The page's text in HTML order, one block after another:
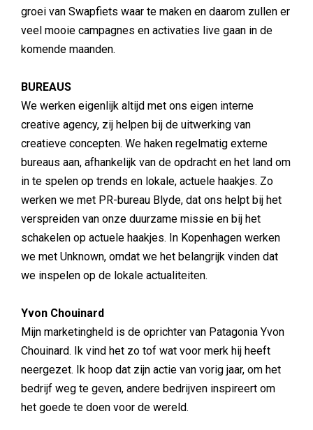
groei van Swapfiets waar te maken en daarom zullen er
veel mooie campagnes en activaties live gaan in de
komende maanden.
BUREAUS
We werken eigenlijk altijd met ons eigen interne
creative agency, zij helpen bij de uitwerking van
creatieve concepten. We haken regelmatig externe
bureaus aan, afhankelijk van de opdracht en het land om
in te spelen op trends en lokale, actuele haakjes. Zo
werken we met PR-bureau Blyde, dat ons helpt bij het
verspreiden van onze duurzame missie en bij het
schakelen op actuele haakjes. In Kopenhagen werken
we met Unknown, omdat we het belangrijk vinden dat
we inspelen op de lokale actualiteiten.
Yvon Chouinard
Mijn marketingheld is de oprichter van Patagonia Yvon
Chouinard. Ik vind het zo tof wat voor merk hij heeft
neergezet. Ik hoop dat zijn actie van vorig jaar, om het
bedrijf weg te geven, andere bedrijven inspireert om
het goede te doen voor de wereld.